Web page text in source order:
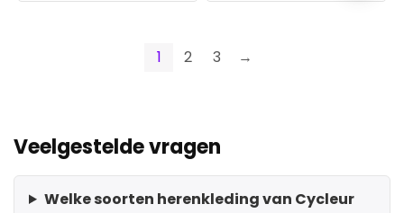
1 2 3 →
Veelgestelde vragen
Welke soorten herenkleding van Cycleur